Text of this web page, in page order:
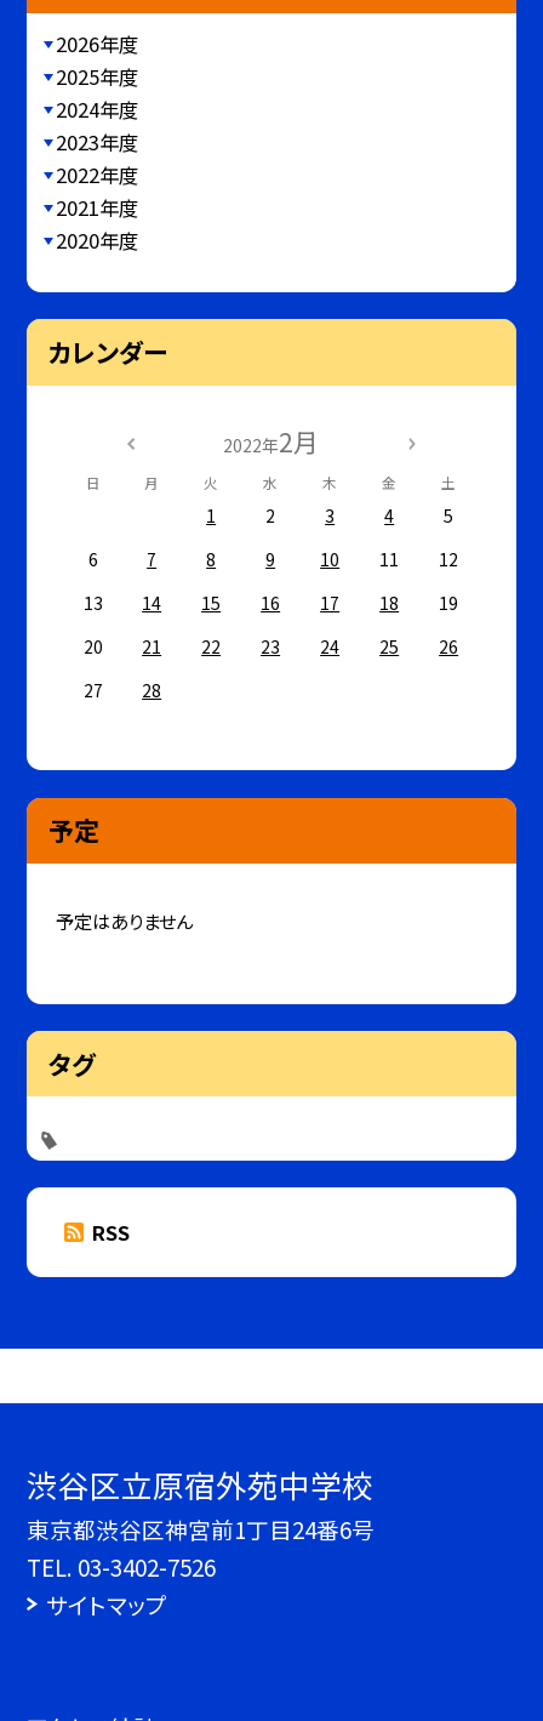
2026年度
2025年度
2024年度
2023年度
2022年度
2021年度
2020年度
カレンダー
2022年2月
日 月 火 水 木 金 土
1 2 3 4
5
6
7 8 9 10 11
12
13
14 15 16 17 18
19
20
21 22 23 24 25
26
27
28
予定
予定はありません
タグ
RSS
渋谷区立原宿外苑中学校
東京都渋谷区神宮前1丁目24番6号
TEL. 03-3402-7526
サイトマップ